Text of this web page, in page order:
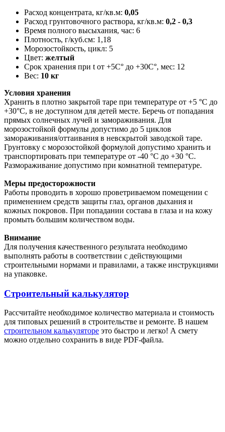
Расход концентрата, кг/кв.м: 0,05
Расход грунтовочного раствора, кг/кв.м: 0,2 - 0,3
Время полного высыхания, час: 6
Плотность, г/куб.см: 1,18
Морозостойкость, цикл: 5
Цвет: желтый
Срок хранения при t от +5C° до +30C°, мес: 12
Вес: 10 кг
Условия хранения
Хранить в плотно закрытой таре при температуре от +5 °C до
+30°C, в не доступном для детей месте. Беречь от попадания
прямых солнечных лучей и замораживания. Для
морозостойкой формулы допустимо до 5 циклов
замораживания/оттаивания в невскрытой заводской таре.
Грунтовку с морозостойкой формулой допустимо хранить и
транспортировать при температуре от -40 °C до +30 °C.
Размораживание допустимо при комнатной температуре.
Меры предосторожности
Работы проводить в хорошо проветриваемом помещении с
применением средств защиты глаз, органов дыхания и
кожных покровов. При попадании состава в глаза и на кожу
промыть большим количеством воды.
Внимание
Для получения качественного результата необходимо
выполнять работы в соответствии с действующими
строительными нормами и правилами, а также инструкциями
на упаковке.
Строительный калькулятор
Рассчитайте необходимое количество материала и стоимость
для типовых решений в строительстве и ремонте. В нашем
строительном калькуляторе это быстро и легко! А смету
можно отдельно сохранить в виде PDF-файла.